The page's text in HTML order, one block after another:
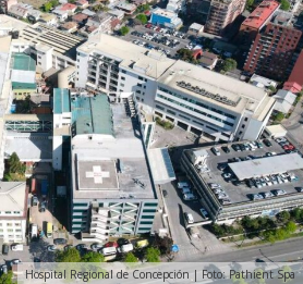
Hospital Regional de Concepción | Foto: Pathient Spa